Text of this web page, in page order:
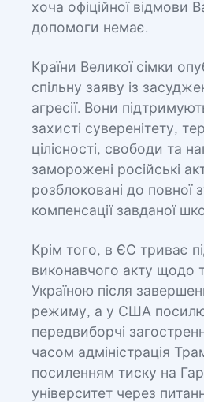
хоча офіційної відмови
допомоги немає.
Країни Великої сімки
спільну заяву із
агресії. Вони
захисті суверенітету,
цілісності, свободи та
заморожені російські
розблоковані до повної
компенсації завданої
Крім того, в ЄС триває
виконавчого акту щодо
Україною після
режиму, а у США
передвиборчі
часом адміністрація
посиленням тиску на
університет через